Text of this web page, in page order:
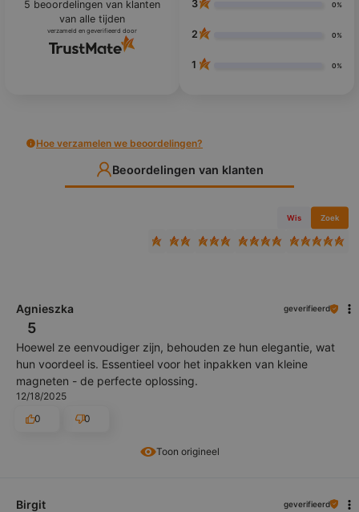
5 beoordelingen van klanten
van alle tijden
verzameld en geverifieerd door
3 0%
2 0%
1 0%
Hoe verzamelen we beoordelingen?
Beoordelingen van klanten
Wis Zoek
Toon origineel
Agnieszka geverifieerd
5
Hoewel ze eenvoudiger zijn, behouden ze hun elegantie, wat
hun voordeel is. Essentieel voor het inpakken van kleine
magneten - de perfecte oplossing.
12/18/2025
0
0
Birgit geverifieerd